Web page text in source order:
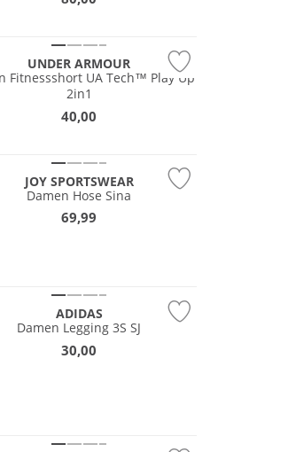
UNDER ARMOUR
Fitnessshort UA Tech™ Play Up
2in1
40,00
JOY SPORTSWEAR
Damen Hose Sina
69,99
ADIDAS
Damen Legging 3S SJ
30,00